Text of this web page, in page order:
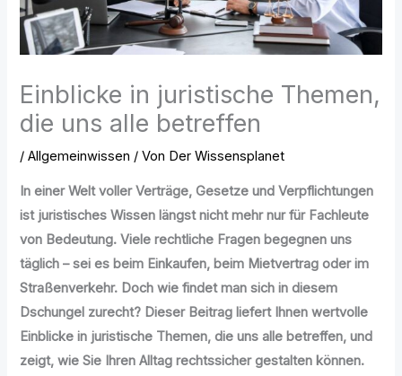
Einblicke in juristische Themen,
die uns alle betreffen
/Allgemeinwissen / Von Der Wissensplanet
In einer Welt voller Verträge, Gesetze und Verpflichtungen
ist juristisches Wissen längst nicht mehr nur für Fachleute
von Bedeutung. Viele rechtliche Fragen begegnen uns
täglich – sei es beim Einkaufen, beim Mietvertrag oder im
Straßenverkehr. Doch wie findet man sich in diesem
Dschungel zurecht? Dieser Beitrag liefert Ihnen wertvolle
Einblicke in juristische Themen, die uns alle betreffen, und
zeigt, wie Sie Ihren Alltag rechtssicher gestalten können.